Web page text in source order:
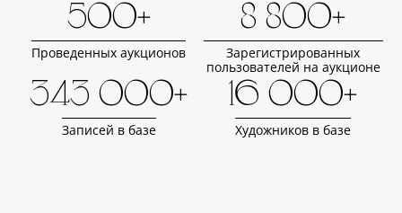
500+
Проведенных аукционов
8 800+
Зарегистрированных
пользователей на аукционе
343 000+
Записей в базе
16 000+
Художников в базе